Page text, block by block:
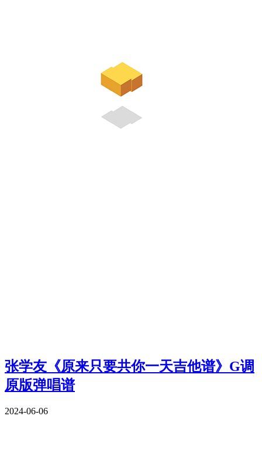
张学友《原来只要共你一天吉他谱》G调
原版弹唱谱
2024-06-06